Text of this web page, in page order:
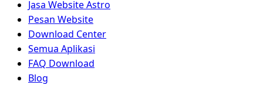
Jasa Website Astro
Pesan Website
Download Center
Semua Aplikasi
FAQ Download
Blog